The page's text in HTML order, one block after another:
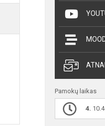
Pamokų laikas
4.